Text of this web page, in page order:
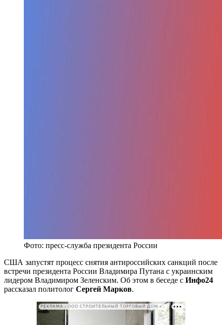
Фото: пресс-служба президента России
США запустят процесс снятия антироссийских санкций после
встречи президента России Владимира Путана с украинским
лидером Владимиром Зеленским. Об этом в беседе с Инфо24
рассказал политолог Сергей Марков.
РЕКЛАМА • ООО СТРОИТЕЛЬНЫЙ ТОРГОВЫЙ ДОМ «ПЕТРОВИЧ». ИНН: 7802348846